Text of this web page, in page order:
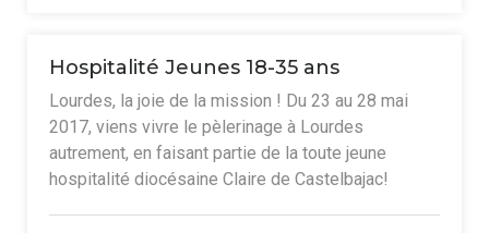
Hospitalité Jeunes 18-35 ans
Lourdes, la joie de la mission ! Du 23 au 28 mai
2017, viens vivre le pèlerinage à Lourdes
autrement, en faisant partie de la toute jeune
hospitalité diocésaine Claire de Castelbajac!